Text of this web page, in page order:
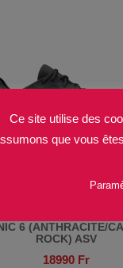
ARMOUR
6 (ANTHRACITE/
ROCK) ASV
18990 Fr
Ce site utilise des
que vous